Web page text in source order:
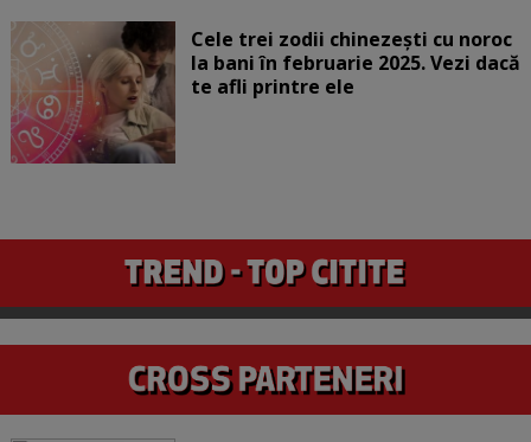
Cele trei zodii chinezești cu noroc
la bani în februarie 2025. Vezi dacă
te afli printre ele